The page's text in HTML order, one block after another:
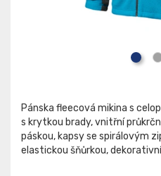
Pánska fleecová mikina s
s krytkou brady, vnitřní
páskou, kapsy se spirálovým
elastickou šňůrkou,